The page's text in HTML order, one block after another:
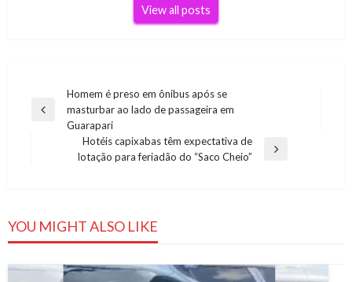
View all posts
Navegação
de
Previous
Homem é preso em ônibus após se
masturbar ao lado de passageira em
Guarapari
Hotéis capixabas têm expectativa de
lotação para feriadão do “Saco Cheio”
YOU MIGHT ALSO LIKE